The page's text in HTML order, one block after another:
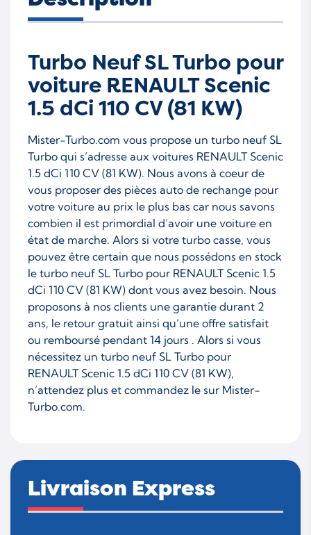
Turbo Neuf SL Turbo pour
voiture RENAULT Scenic
1.5 dCi 110 CV (81 KW)
Mister-Turbo.com vous propose un turbo neuf SL
Turbo qui s’adresse aux voitures RENAULT Scenic
1.5 dCi 110 CV (81 KW). Nous avons à coeur de
vous proposer des pièces auto de rechange pour
votre voiture au prix le plus bas car nous savons
combien il est primordial d’avoir une voiture en
état de marche. Alors si votre turbo casse, vous
pouvez être certain que nous possédons en stock
le turbo neuf SL Turbo pour RENAULT Scenic 1.5
dCi 110 CV (81 KW) dont vous avez besoin. Nous
proposons à nos clients une garantie durant 2
ans, le retour gratuit ainsi qu’une offre satisfait
ou remboursé pendant 14 jours . Alors si vous
nécessitez un turbo neuf SL Turbo pour
RENAULT Scenic 1.5 dCi 110 CV (81 KW),
n’attendez plus et commandez le sur Mister-
Turbo.com.
Livraison Express